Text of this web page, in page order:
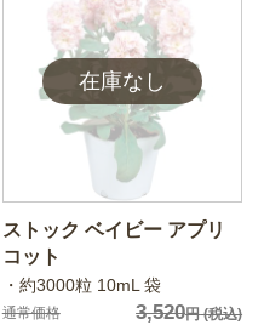
ストック ベイビー アプリ
コット
・約3000粒 10mL 袋
通常価格 3,520円(税込)